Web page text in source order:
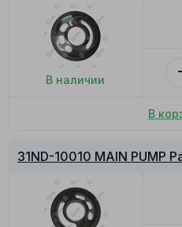
В наличии
-
В
31ND-10010 MAIN PUMP